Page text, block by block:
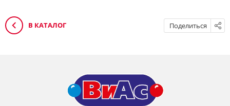
В КАТАЛОГ Поделиться